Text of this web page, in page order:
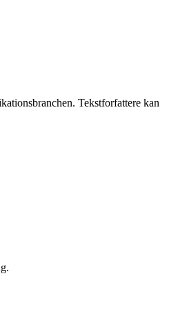
Tekstforfattere kan